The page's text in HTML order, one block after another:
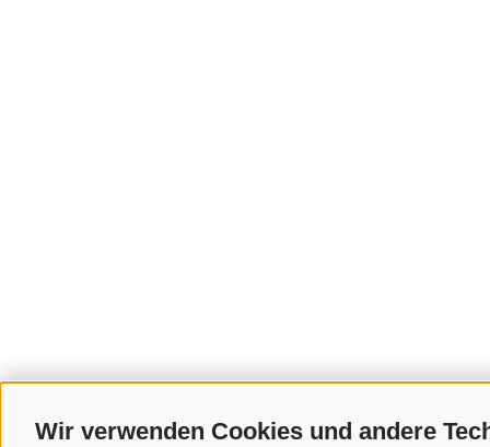
Wir verwenden Cookies und andere